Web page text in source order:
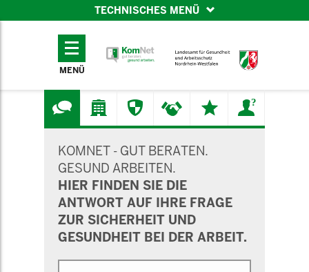
TECHNISCHES MENÜ
TECHNISCHES
MENÜ
KOMNET - GUT BERATEN.
GESUND ARBEITEN.
HIER FINDEN SIE DIE
ANTWORT AUF IHRE FRAGE
ZUR SICHERHEIT UND
GESUNDHEIT BEI DER ARBEIT.